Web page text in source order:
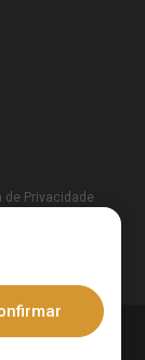
de Privacidade